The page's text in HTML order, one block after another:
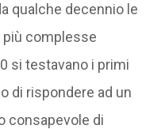
qualche decennio le
più complesse
si testavano i primi
di rispondere ad un
consapevole di